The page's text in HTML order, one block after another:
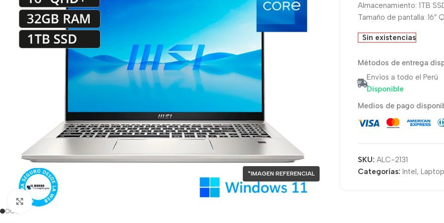
Click para agrandar
*IMAGEN REFERENCIAL
Almacenamiento: 1TB
Tamaño de pantalla: 16″
Sin existencias
Métodos de entrega
Envíos a todo el Perú
Disponible
Medios de pago
SKU: ALC-2131
Categorías: Intel,